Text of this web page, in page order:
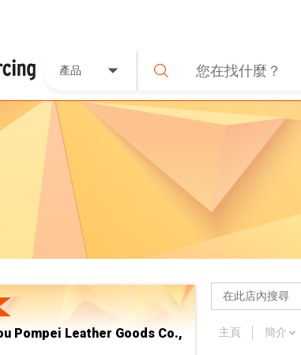
產品
Pompei Leather Goods Co.,
主頁 簡介